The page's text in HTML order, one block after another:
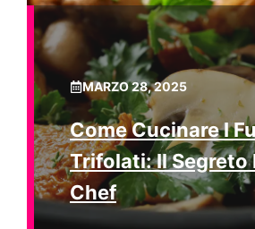
MARZO 28, 2025
Come Cucinare I
Trifolati: Il Segreto
Chef